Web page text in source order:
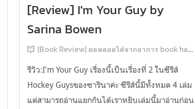
[Review] I'm Your Guy by
Sarina Bowen
[Book Review] ผลพลอยได้จากอาการ book hangover หลังอ่านสารพัน MM Romance
รีวิว:I'm Your Guy เรื่องนี้เป็นเรื่องที่ 2 ในซีรีส์
Hockey Guysของซารินาค่ะ ซีรีส์นี้มีทั้งหมด 4 เล่ม
แต่สามารถอ่านแยกกันได้เราหยิบเล่มนี้มาอ่านก่อน